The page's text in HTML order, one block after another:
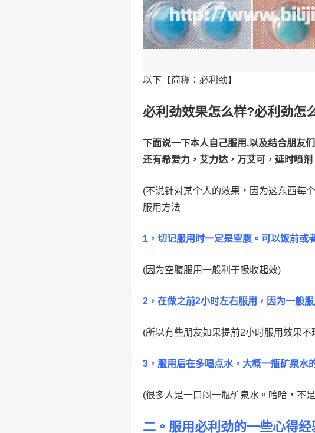
以下【简称：必利劲】
必利劲效果怎么样?必利劲怎
下面说一下本人自己服用,以及结合朋友
还有希爱力，艾力达，万艾可，延时喷剂
(不说针对某个人的效果，因为这东西每
服用方法
1，切记服用时一定是空腹。可以饭前或
(因为空腹服用一般利于吸收起效)
2，在做之前2小时左右服用，因为一般
(所以有些朋友如果提前2小时服用效果
3，服用后在多喝点水，大概一瓶矿泉水
(很多人是一口闷一瓶矿泉水。哈哈，不
二。服用必利劲的一些心得经